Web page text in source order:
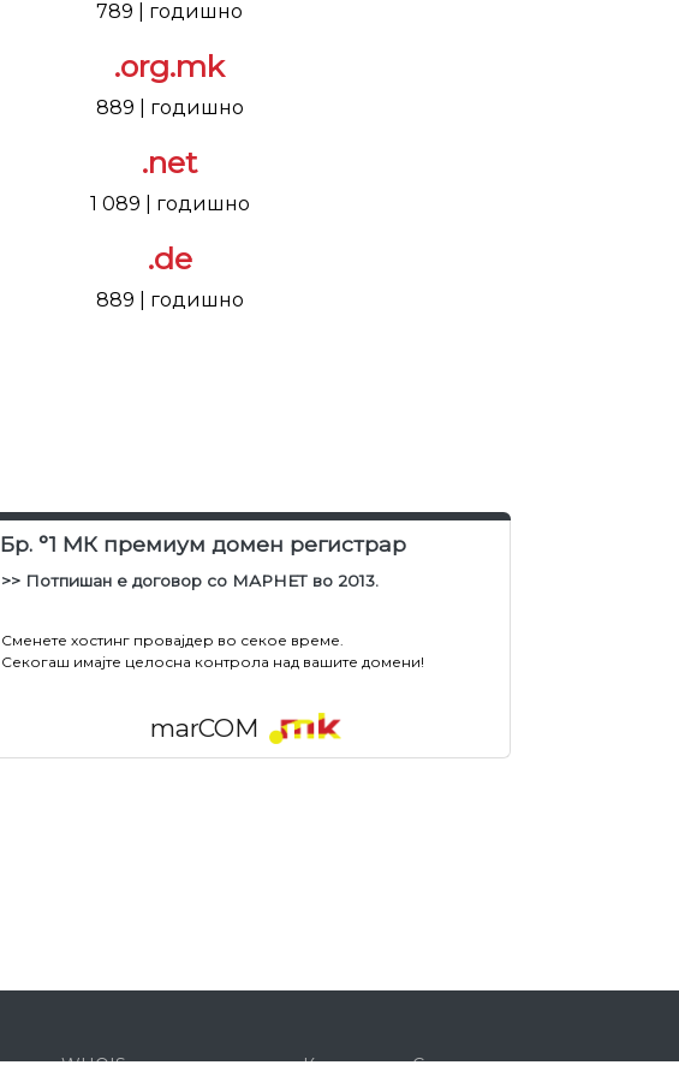
789 | годишно
.org.mk
889 | годишно
.net
1 089 | годишно
.de
889 | годишно
Бр. °1 МК премиум домен регистрар
>> Потпишан е договор со МАРНЕТ во 2013.
Сменете хостинг провајдер во секое време.
Секогаш имајте целосна контрола над вашите домени!
marCOM
WHOIS Корисничка Сметка